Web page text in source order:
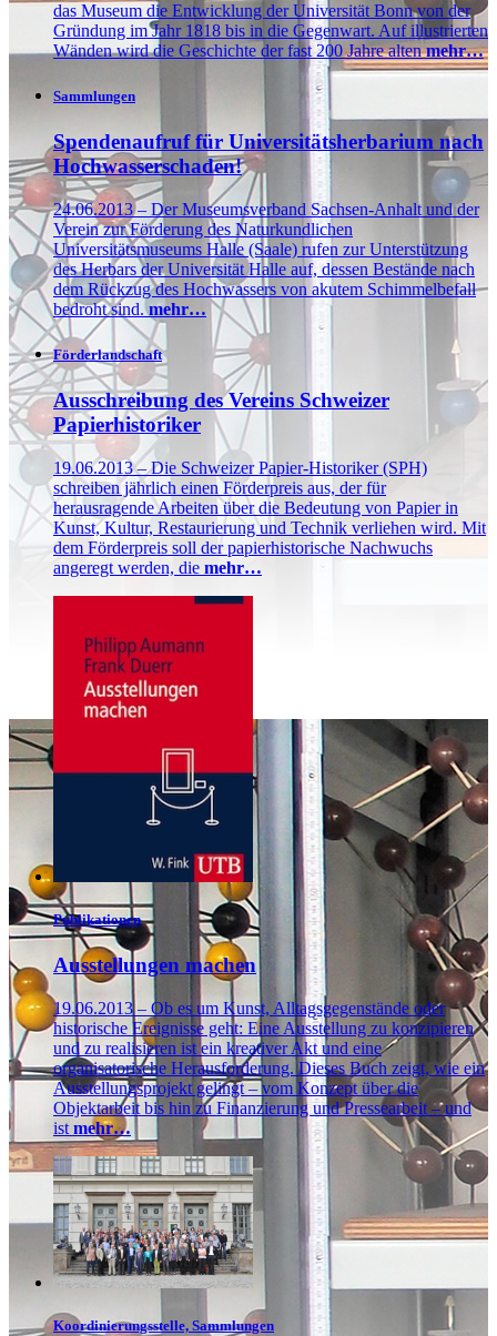
das Museum die Entwicklung der Universität Bonn von der
Gründung im Jahr 1818 bis in die Gegenwart. Auf illustrierten
Wänden wird die Geschichte der fast 200 Jahre altenmehr…
Sammlungen
Spendenaufruf für Universitätsherbarium nach
Hochwasserschaden!
24.06.2013 – Der Museumsverband Sachsen-Anhalt und der
Verein zur Förderung des Naturkundlichen
Universitätsmuseums Halle (Saale) rufen zur Unterstützung
des Herbars der Universität Halle auf, dessen Bestände nach
dem Rückzug des Hochwassers von akutem Schimmelbefall
bedroht sind.mehr…
Förderlandschaft
Ausschreibung des Vereins Schweizer
Papierhistoriker
19.06.2013 – Die Schweizer Papier-Historiker (SPH)
schreiben jährlich einen Förderpreis aus, der für
herausragende Arbeiten über die Bedeutung von Papier in
Kunst, Kultur, Restaurierung und Technik verliehen wird. Mit
dem Förderpreis soll der papierhistorische Nachwuchs
angeregt werden, die mehr…
Publikationen
Ausstellungen machen
19.06.2013 – Ob es um Kunst, Alltagsgegenstände oder
historische Ereignisse geht: Eine Ausstellung zu konzipieren
und zu realisieren ist ein kreativer Akt und eine
organisatorische Herausforderung. Dieses Buch zeigt, wie ein
Ausstellungsprojekt gelingt – vom Konzept über die
Objektarbeit bis hin zu Finanzierung und Pressearbeit – und
ist mehr…
Koordinierungsstelle, Sammlungen